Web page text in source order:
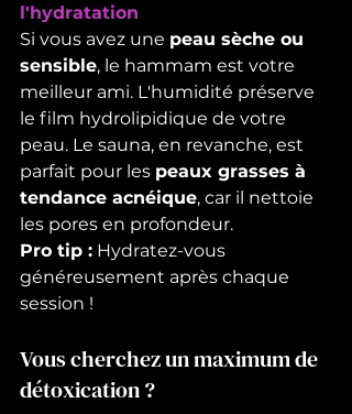
l'hydratation
Si vous avez une peau sèche ou
sensible, le hammam est votre
meilleur ami. L'humidité préserve
le film hydrolipidique de votre
peau. Le sauna, en revanche, est
parfait pour les peaux grasses à
tendance acnéique, car il nettoie
les pores en profondeur.
Pro tip : Hydratez-vous
généreusement après chaque
session !
Vous cherchez un maximum de
détoxication ?